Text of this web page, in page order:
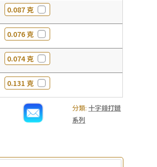
0.087 克
0.076 克
0.074 克
0.131 克
分類: 十字錘打鏈
系列